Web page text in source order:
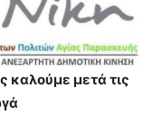
καλούμε μετά τις